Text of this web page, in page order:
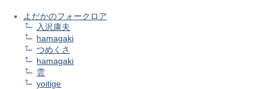
よだかのフォークロア
入沢康夫
hamagaki
つめくさ
hamagaki
雲
yoitige